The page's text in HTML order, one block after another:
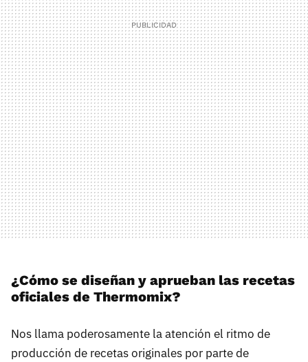
¿Cómo se diseñan y aprueban las recetas
oficiales de Thermomix?
Nos llama poderosamente la atención el ritmo de
producción de recetas originales por parte de